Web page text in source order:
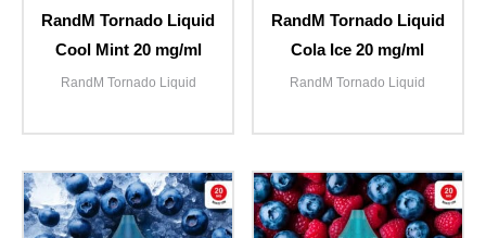
RandM Tornado Liquid
Cool Mint 20 mg/ml
RandM Tornado Liquid
RandM Tornado Liquid
Cola Ice 20 mg/ml
RandM Tornado Liquid